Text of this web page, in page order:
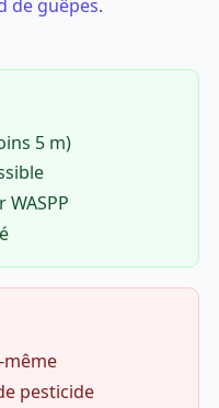
de guêpes.
5 m)
pesticide